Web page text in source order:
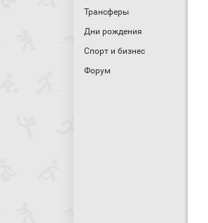
Трансферы
Дни рождения
Спорт и бизнес
Форум